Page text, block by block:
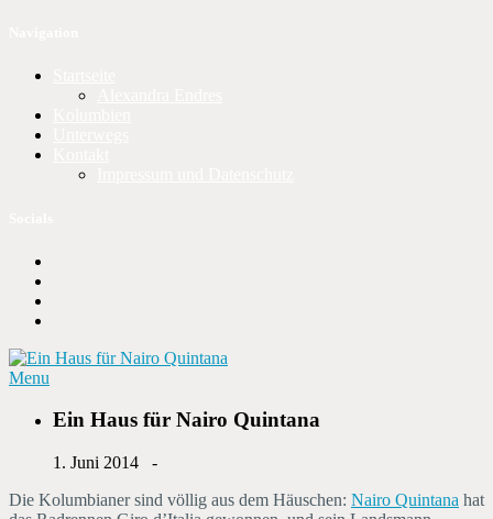
Menu
Ein Haus für Nairo Quintana
1. Juni 2014 -
Die Kolumbianer sind völlig aus dem Häuschen: Nairo Quintana hat